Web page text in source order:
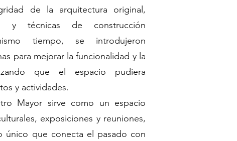
de la arquitectura original,
y técnicas de construcción
tiempo, se introdujeron
para mejorar la funcionalidad y la
que el espacio pudiera
y actividades.
Mayor sirve como un espacio
exposiciones y reuniones,
único que conecta el pasado con